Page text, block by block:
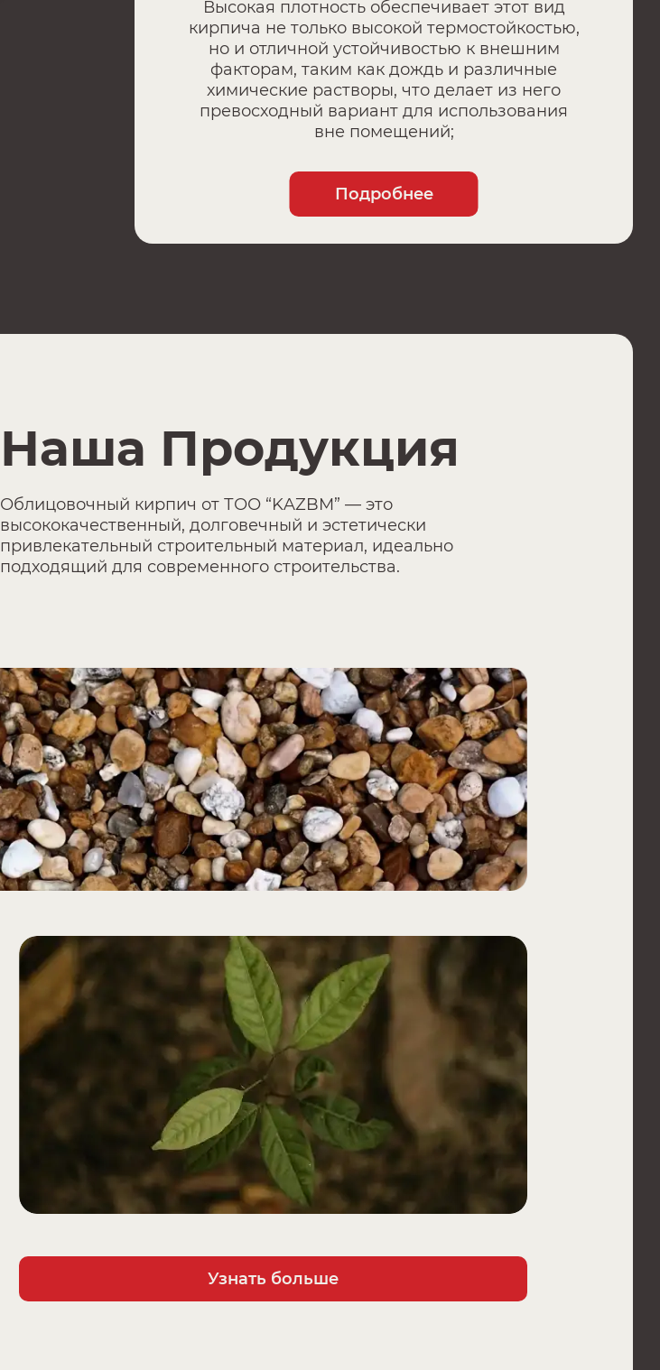
означает способность выдерживать 150
циклов замораживания-оттаивания. В
средней полосе России это означает
примерно 30 лет без признаков разрушения.
То есть, такой кирпич в буквальном смысле
слова будет как новый в течение 30 лет, и
только по прошествии этого времени начнут
Подробнее
Наша Продукция
Облицовочный кирпич от ТОО “KAZBM” — это
высококачественный, долговечный и эстетически
привлекательный строительный материал, идеально
подходящий для современного строительства.
Узнать больше